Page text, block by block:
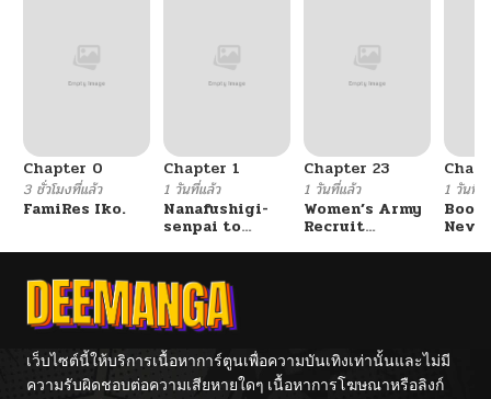
Chapter 0
3 ชั่วโมงที่แล้ว
FamiRes Iko.
Chapter 1
1 วันที่แล้ว
Nanafushigi-
senpai to
Chapter 23
1 วันที่แล้ว
Women’s Army
Recruit
1 วันที่แ
เว็บไซต์นี้ให้บริการเนื้อหาการ์ตูนเพื่อความบันเทิงเท่านั้นและไม่มี
ความรับผิดชอบต่อความเสียหายใดๆ เนื้อหาการโฆษณาหรือลิงก์